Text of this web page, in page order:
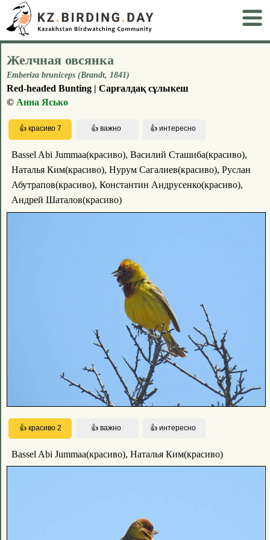
Желчная овсянка
Emberiza bruniceps (Brandt, 1841)
Red-headed Bunting | Сарғалдақ сұлыкеш
© Анна Ясько
Bassel Abi Jummaa(красиво), Василий Сташиба(красиво),
Наталья Ким(красиво), Нурум Сагалиев(красиво), Руслан
Абутрапов(красиво), Константин Андрусенко(красиво),
Андрей Шаталов(красиво)
Bassel Abi Jummaa(красиво), Наталья Ким(красиво)